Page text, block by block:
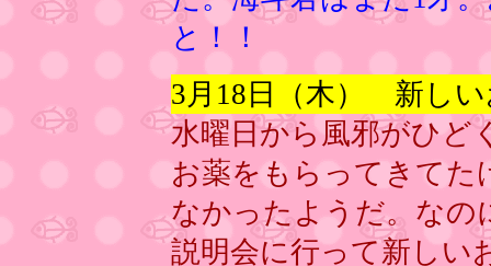
と！！
3月18日（木） 新し
水曜日から風邪がひど
お薬をもらってきてた
なかったようだ。なの
説明会に行って新しい